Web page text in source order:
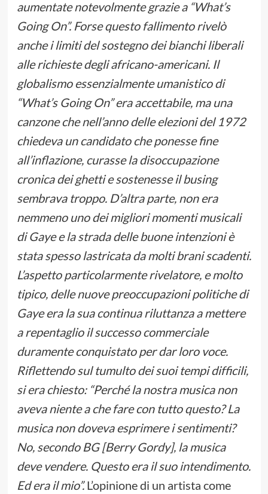
aumentate notevolmente grazie a “What’s
Going On”. Forse questo fallimento rivelò
anche i limiti del sostegno dei bianchi liberali
alle richieste degli africano-americani. Il
globalismo essenzialmente umanistico di
“What’s Going On” era accettabile, ma una
canzone che nell’anno delle elezioni del 1972
chiedeva un candidato che ponesse fine
all’inflazione, curasse la disoccupazione
cronica dei ghetti e sostenesse il busing
sembrava troppo. D’altra parte, non era
nemmeno uno dei migliori momenti musicali
di Gaye e la strada delle buone intenzioni è
stata spesso lastricata da molti brani scadenti.
L’aspetto particolarmente rivelatore, e molto
tipico, delle nuove preoccupazioni politiche di
Gaye era la sua continua riluttanza a mettere
a repentaglio il successo commerciale
duramente conquistato per dar loro voce.
Riflettendo sul tumulto dei suoi tempi difficili,
si era chiesto: “Perché la nostra musica non
aveva niente a che fare con tutto questo? La
musica non doveva esprimere i sentimenti?
No, secondo BG [Berry Gordy], la musica
deve vendere. Questo era il suo intendimento.
Ed era il mio”.L’opinione di un artista come